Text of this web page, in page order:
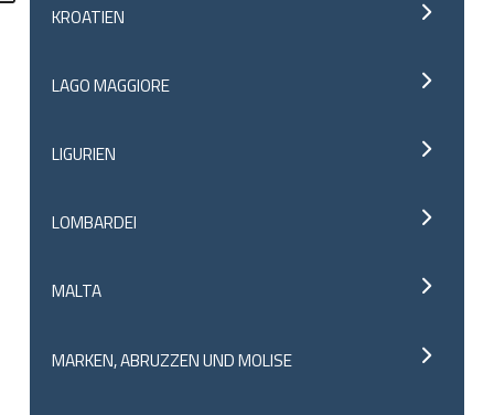
KROATIEN
LAGO MAGGIORE
LIGURIEN
LOMBARDEI
MALTA
MARKEN, ABRUZZEN UND MOLISE